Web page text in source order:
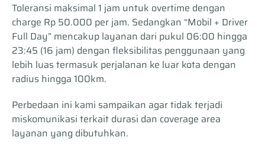
Toleransi maksimal 1 jam untuk overtime dengan
charge Rp 50.000 per jam. Sedangkan “Mobil + Driver
Full Day” mencakup layanan dari pukul 06:00 hingga
23:45 (16 jam) dengan fleksibilitas penggunaan yang
lebih luas termasuk perjalanan ke luar kota dengan
radius hingga 100km.
Perbedaan ini kami sampaikan agar tidak terjadi
miskomunikasi terkait durasi dan coverage area
layanan yang dibutuhkan.